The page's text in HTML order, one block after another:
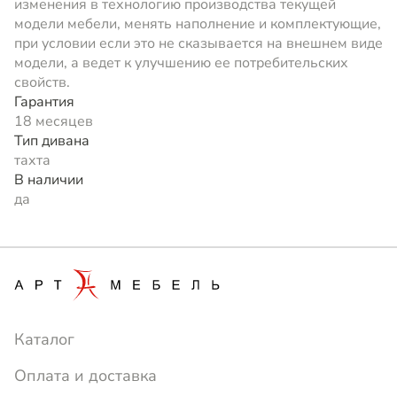
изменения в технологию производства текущей
модели мебели, менять наполнение и комплектующие,
при условии если это не сказывается на внешнем виде
модели, а ведет к улучшению ее потребительских
свойств.
Гарантия
18 месяцев
Тип дивана
тахта
В наличии
да
Каталог
Оплата и доставка